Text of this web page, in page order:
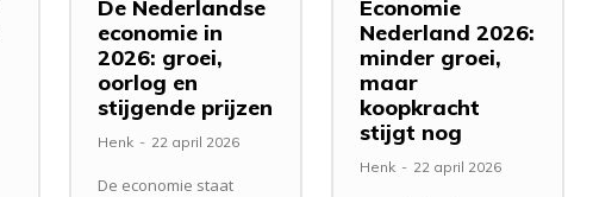
De Nederlandse
economie in
2026: groei,
oorlog en
stijgende prijzen
Henk - 22 april 2026
De economie staat
Economie
Nederland 2026:
minder groei,
maar
koopkracht
stijgt nog
Henk - 22 april 2026